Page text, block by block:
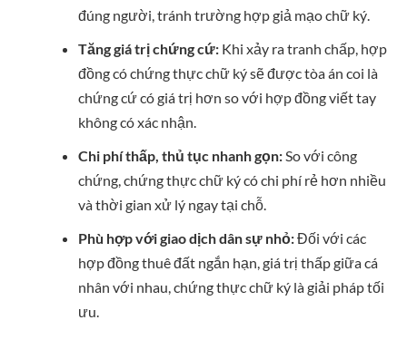
đúng người, tránh trường hợp giả mạo chữ ký.
Tăng giá trị chứng cứ:Khi xảy ra tranh chấp, hợp
đồng có chứng thực chữ ký sẽ được tòa án coi là
chứng cứ có giá trị hơn so với hợp đồng viết tay
không có xác nhận.
Chi phí thấp, thủ tục nhanh gọn:So với công
chứng, chứng thực chữ ký có chi phí rẻ hơn nhiều
và thời gian xử lý ngay tại chỗ.
Phù hợp với giao dịch dân sự nhỏ:Đối với các
hợp đồng thuê đất ngắn hạn, giá trị thấp giữa cá
nhân với nhau, chứng thực chữ ký là giải pháp tối
ưu.